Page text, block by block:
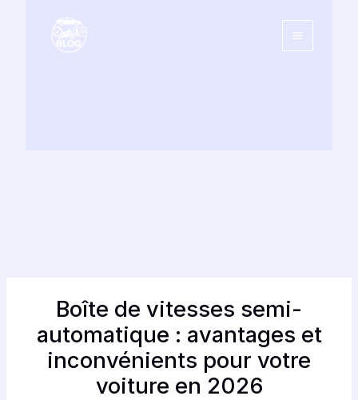
Boîte de vitesses semi-
automatique : avantages et
inconvénients pour votre
voiture en 2026